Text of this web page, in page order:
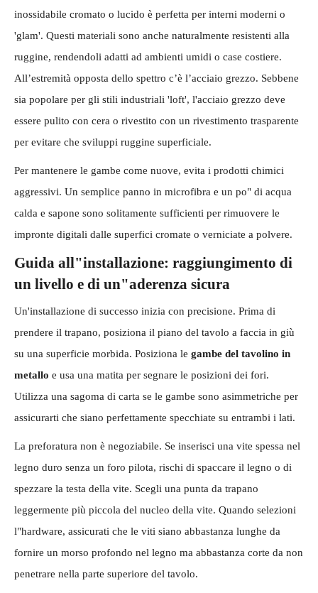
inossidabile cromato o lucido è perfetta per interni moderni o
'glam'. Questi materiali sono anche naturalmente resistenti alla
ruggine, rendendoli adatti ad ambienti umidi o case costiere.
All’estremità opposta dello spettro c’è l’acciaio grezzo. Sebbene
sia popolare per gli stili industriali 'loft', l'acciaio grezzo deve
essere pulito con cera o rivestito con un rivestimento trasparente
per evitare che sviluppi ruggine superficiale.
Per mantenere le gambe come nuove, evita i prodotti chimici
aggressivi. Un semplice panno in microfibra e un po" di acqua
calda e sapone sono solitamente sufficienti per rimuovere le
impronte digitali dalle superfici cromate o verniciate a polvere.
Guida all"installazione: raggiungimento di
un livello e di un"aderenza sicura
Un'installazione di successo inizia con precisione. Prima di
prendere il trapano, posiziona il piano del tavolo a faccia in giù
su una superficie morbida. Posiziona le gambe del tavolino in
metallo e usa una matita per segnare le posizioni dei fori.
Utilizza una sagoma di carta se le gambe sono asimmetriche per
assicurarti che siano perfettamente specchiate su entrambi i lati.
La preforatura non è negoziabile. Se inserisci una vite spessa nel
legno duro senza un foro pilota, rischi di spaccare il legno o di
spezzare la testa della vite. Scegli una punta da trapano
leggermente più piccola del nucleo della vite. Quando selezioni
l"hardware, assicurati che le viti siano abbastanza lunghe da
fornire un morso profondo nel legno ma abbastanza corte da non
penetrare nella parte superiore del tavolo.